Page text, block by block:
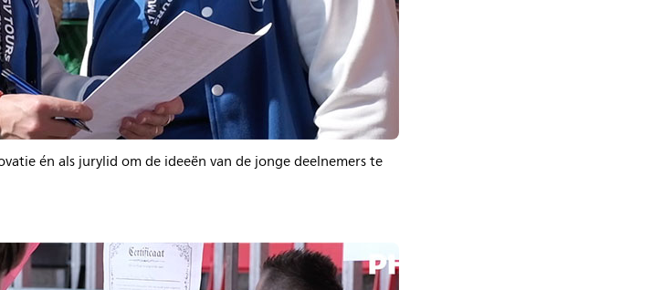
én als jurylid om de ideeën van de jonge deelnemers te